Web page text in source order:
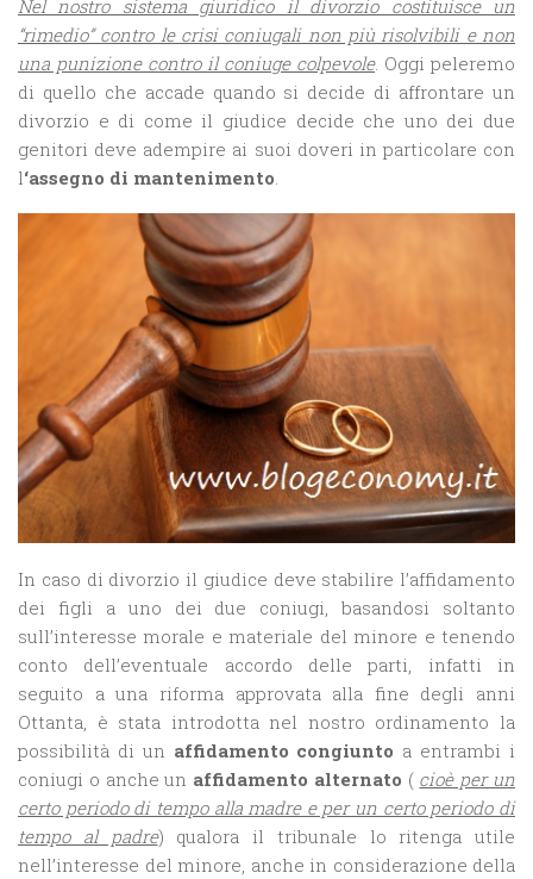
Nel nostro sistema giuridico il divorzio costituisce un
“rimedio” contro le crisi coniugali non più risolvibili e non
una punizione contro il coniuge colpevole. Oggi peleremo
di quello che accade quando si decide di affrontare un
divorzio e di come il giudice decide che uno dei due
genitori deve adempire ai suoi doveri in particolare con
l‘assegno di mantenimento.
In caso di divorzio il giudice deve stabilire l’affidamento
dei figli a uno dei due coniugi, basandosi soltanto
sull’interesse morale e materiale del minore e tenendo
conto dell’eventuale accordo delle parti, infatti in
seguito a una riforma approvata alla fine degli anni
Ottanta, è stata introdotta nel nostro ordinamento la
possibilità di un affidamento congiunto a entrambi i
coniugi o anche un affidamento alternato ( cioè per un
certo periodo di tempo alla madre e per un certo periodo di
tempo al padre) qualora il tribunale lo ritenga utile
nell’interesse del minore, anche in considerazione della